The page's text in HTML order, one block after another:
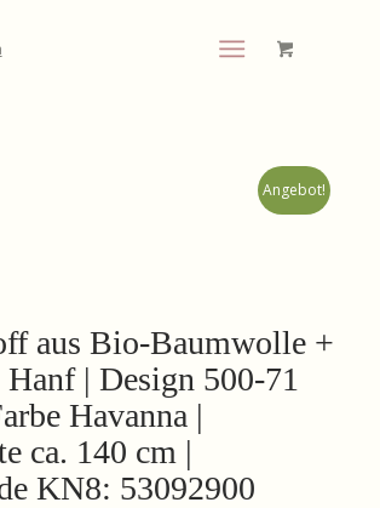
Angebot!
aus Bio-Baumwolle +
| Design 500-71
Havanna |
ca. 140 cm |
KN8: 53092900